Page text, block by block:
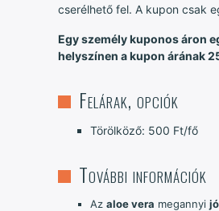
cserélhető fel. A kupon csak
Egy személy kuponos áron
helyszínen a kupon árának
Felárak, opciók
Törölköző: 500 Ft/fő
További információk
Az aloe vera megannyi